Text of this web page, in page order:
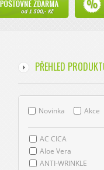
PŘEHLED
Novinka Akce
AC CICA
Aloe Vera
ANTI-WRINKLE